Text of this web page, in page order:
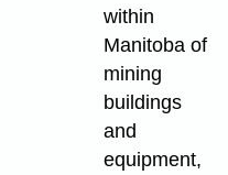
within
Manitoba of
mining
buildings
and
equipment,